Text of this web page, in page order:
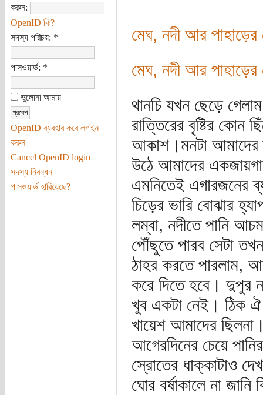
করুন:
OpenID কি?
সদস্য পরিচয়: *
পাসওয়ার্ড: *
ভুলোনা আমায়
OpenID ব্যবহার করে লগইন
করুন
Cancel OpenID login
সদস্য নিবন্ধন
পাসওয়ার্ড হারিয়েছে?
মেঘ, নদী আর পাহাড়ের
মেঘ, নদী আর পাহাড়ের
থানচি যখন ছেড়ে
রাত্তিরের বৃষ্টির কোন
আকাশ।মনটা আমাদের
উঠে আমাদের
এমনিতেই এগারজনের
চিড়ের ভারি বোঝার
লম্বা, নদীতে পানি
পৌঁছুতে পারব সেটা
ঠাহর করতে পারলাম,
করে দিতে হবে। দুপুর
খুব একটা নেই। ঠিক ঐ
খায়েশ আমাদের
আগেরদিনের চেয়ে
স্রোতের ধাক্কাটাও
ঘোর বর্ষাকালে না